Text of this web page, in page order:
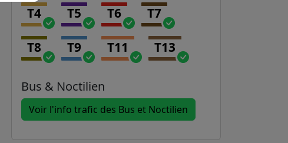
T4 T5 T6 T7
T8 T9 T11 T13
Bus & Noctilien
Voir l'info trafic des Bus et Noctilien